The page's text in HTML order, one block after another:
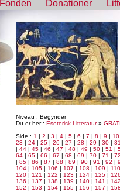
Fonden Donationer
Niveau : Begynder
Du er her : Esoterisk Litteratur»
Side : 1 | 2 | 3 | 4 | 5 | 6 | 7 | 8 | 9 | 10
23 | 24 | 25 | 26 | 27 | 28 | 29 | 30 |
| 44 | 45 | 46 | 47 | 48 | 49 | 50 | 51 |
64 | 65 | 66 | 67 | 68 | 69 | 70 | 71 |
| 85 | 86 | 87 | 88 | 89 | 90 | 91 | 92 |
104 | 105 | 106 | 107 | 108 | 109 | 110
120 | 121 | 122 | 123 | 124 | 125 |
136 | 137 | 138 | 139 | 140 | 141 |
152 | 153 | 154 | 155 | 156 | 157 |